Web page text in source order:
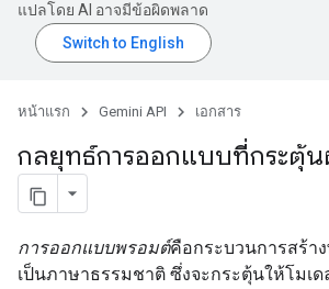
แปลโดย AI อาจมีข้อผิดพลาด
หน้าแรก Gemini API เอกสาร
กลยุทธ์การออกแบบที่กระตุ้
การออกแบบพรอมต์คือกระบวนการสร้า
เป็นภาษาธรรมชาติ ซึ่งจะกระตุ้นให้โมเ